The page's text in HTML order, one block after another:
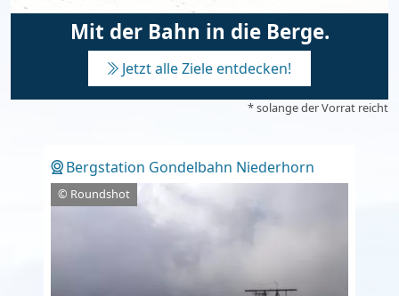
Mit der Bahn in die Berge.
Jetzt alle Ziele entdecken!
* solange der Vorrat reicht
Bergstation Gondelbahn Niederhorn
© Roundshot